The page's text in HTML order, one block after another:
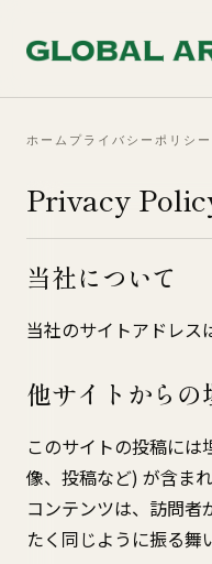
ホーム プライバシーポリシー
Privacy
当社について
当社のサイトアドレス
他サイトからの
このサイトの投稿には
像、投稿など) が含ま
コンテンツは、訪問者
たく同じように振る舞